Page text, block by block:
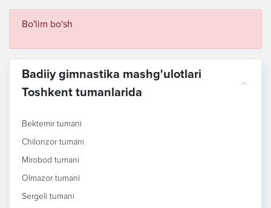
Bo'lim bo'sh
Badiiy gimnastika mashg'ulotlari
Toshkent tumanlarida
Bektemir tumani
Chilonzor tumani
Mirobod tumani
Olmazor tumani
Sergeli tumani